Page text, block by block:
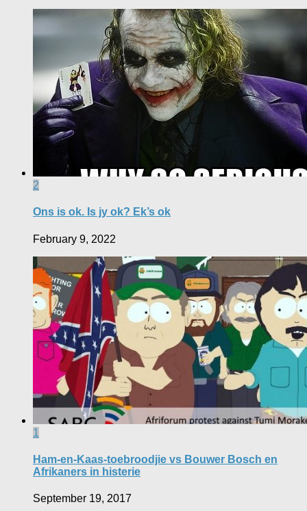
2
Ons is ok. Is jy ok? Ek’s ok
February 9, 2022
1
Ham-en-Kaas-toebroodjie vs Bouwer Bosch en
Afrikaners in histerie
September 19, 2017